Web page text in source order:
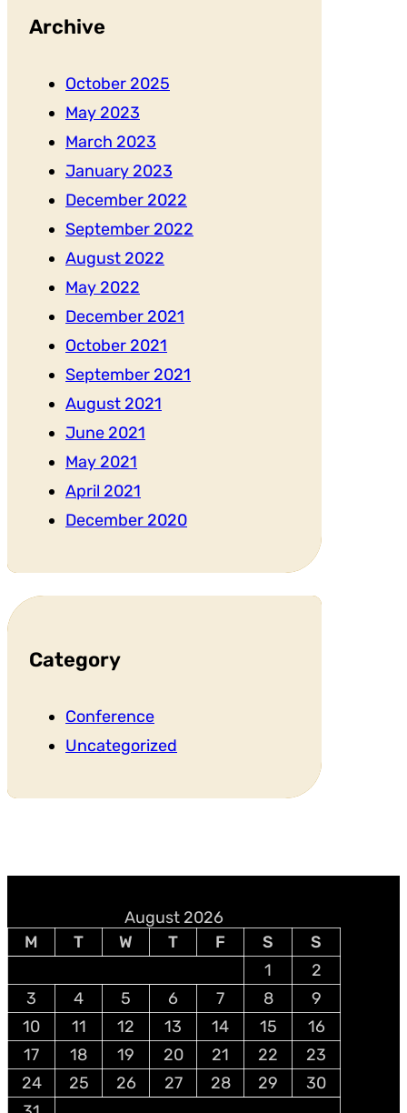
Archive
October 2025
May 2023
March 2023
January 2023
December 2022
September 2022
August 2022
May 2022
December 2021
October 2021
September 2021
August 2021
June 2021
May 2021
April 2021
December 2020
Category
Conference
Uncategorized
August 2026
M
T W T F S
S
1
2
3
4 5 6 7 8
9
10
11 12 13 14 15
16
17
18 19 20 21 22
23
24
25 26 27 28 29
30